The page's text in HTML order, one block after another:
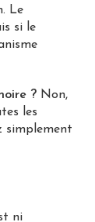
Le
si le
? Non,
les
simplement
ni